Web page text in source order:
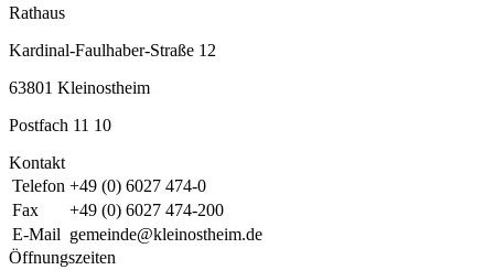
Rathaus
Kardinal-Faulhaber-Straße 12
63801 Kleinostheim
Postfach 11 10
Kontakt
Telefon +49 (0) 6027 474-0
Fax
+49 (0) 6027 474-200
E-Mail gemeinde@kleinostheim.de
Öffnungszeiten